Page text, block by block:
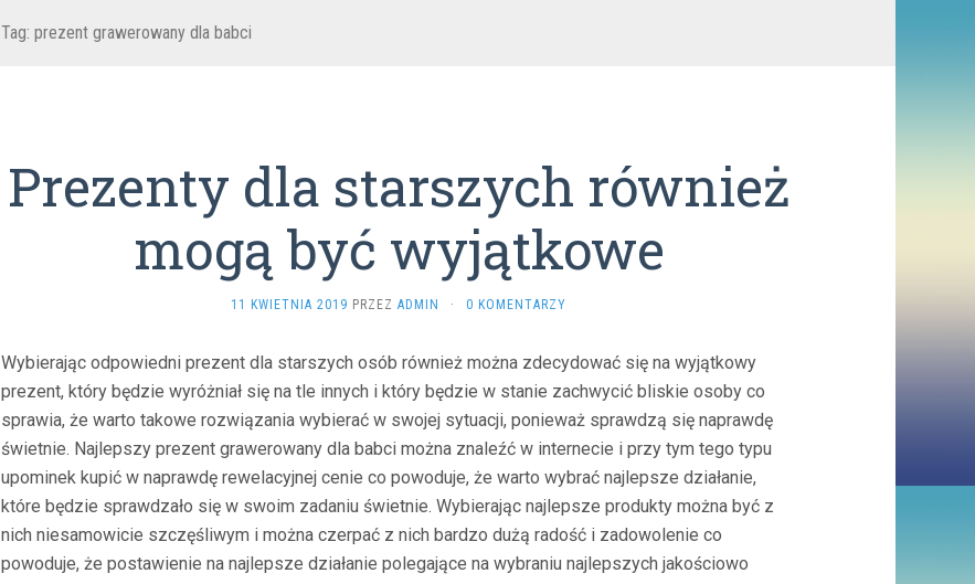
Tag: prezent grawerowany dla babci
Prezenty dla starszych również
mogą być wyjątkowe
11 KWIETNIA 2019 PRZEZ ADMIN · 0 KOMENTARZY
Wybierając odpowiedni prezent dla starszych osób również można zdecydować się na wyjątkowy
prezent, który będzie wyróżniał się na tle innych i który będzie w stanie zachwycić bliskie osoby co
sprawia, że warto takowe rozwiązania wybierać w swojej sytuacji, ponieważ sprawdzą się naprawdę
świetnie. Najlepszy prezent grawerowany dla babci można znaleźć w internecie i przy tym tego typu
upominek kupić w naprawdę rewelacyjnej cenie co powoduje, że warto wybrać najlepsze działanie,
które będzie sprawdzało się w swoim zadaniu świetnie. Wybierając najlepsze produkty można być z
nich niesamowicie szczęśliwym i można czerpać z nich bardzo dużą radość i zadowolenie co
powoduje, że postawienie na najlepsze działanie polegające na wybraniu najlepszych jakościowo